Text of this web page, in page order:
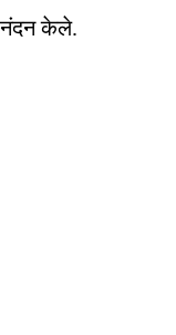
केले.